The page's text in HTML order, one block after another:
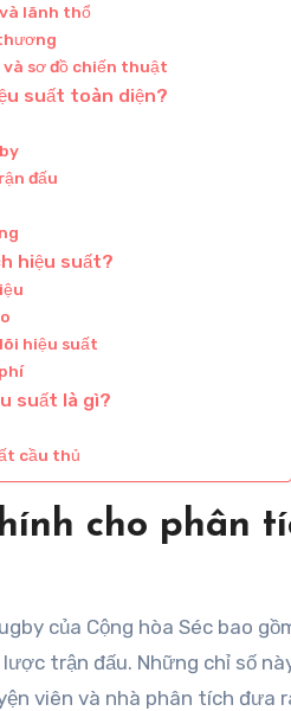
lãnh thổ
sơ đồ chiến thuật
suất toàn diện?
đấu
hiệu suất?
hiệu suất
suất là gì?
cầu thủ
cho phân
của Cộng hòa Séc bao
trận đấu. Những chỉ số
viên và nhà phân tích